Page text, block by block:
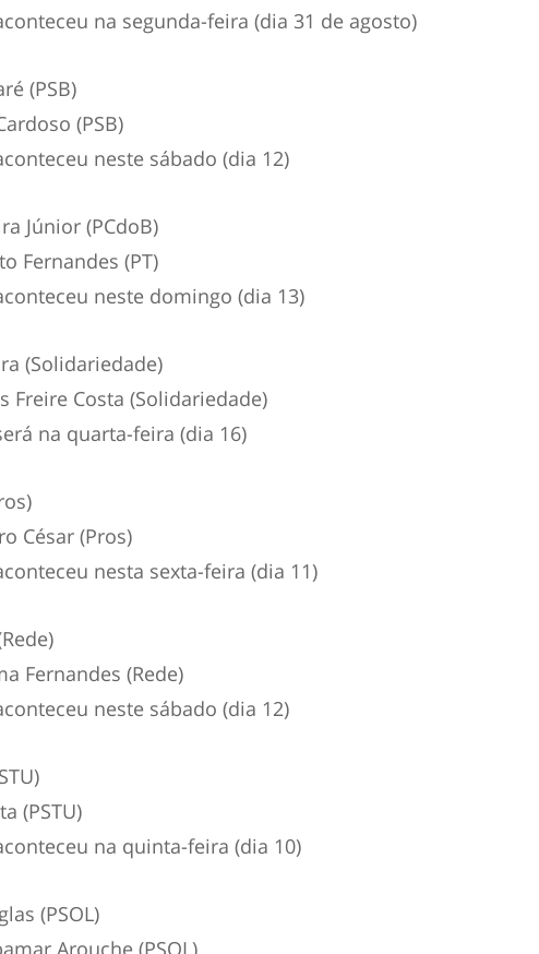
na segunda-feira (dia 31 de agosto)
(PSB)
(PSB)
neste sábado (dia 12)
Júnior (PCdoB)
Fernandes (PT)
neste domingo (dia 13)
(Solidariedade)
Freire Costa (Solidariedade)
na quarta-feira (dia 16)
César (Pros)
nesta sexta-feira (dia 11)
Fernandes (Rede)
neste sábado (dia 12)
(PSTU)
na quinta-feira (dia 10)
(PSOL)
Arouche (PSOL)